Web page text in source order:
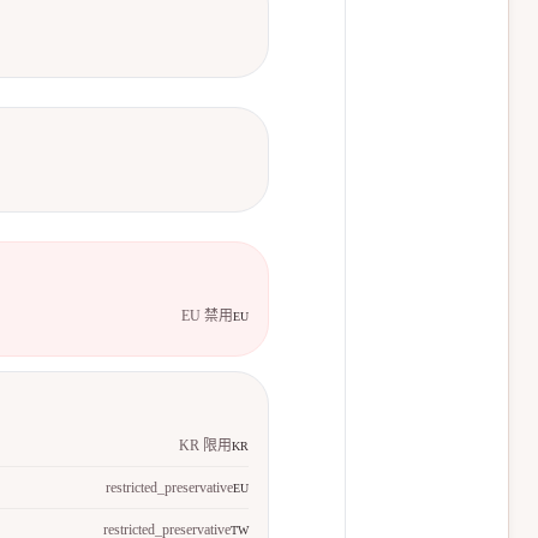
EU 禁用EU
KR 限用KR
restricted_preservativeEU
restricted_preservativeTW